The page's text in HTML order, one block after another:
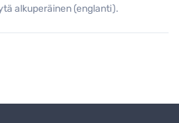
alkuperäinen (englanti).